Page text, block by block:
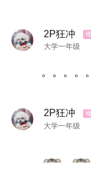
2P狂冲
大学一年级
。。。。。
2P狂冲
大学一年级